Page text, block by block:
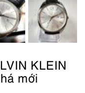
KLEIN
mới